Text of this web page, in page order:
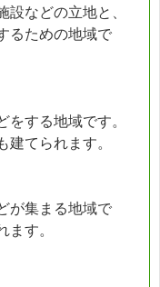
などの立地と、
るための地域で
をする地域です。
てられます。
が集まる地域で
ます。